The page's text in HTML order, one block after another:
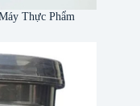
Thực Phẩm